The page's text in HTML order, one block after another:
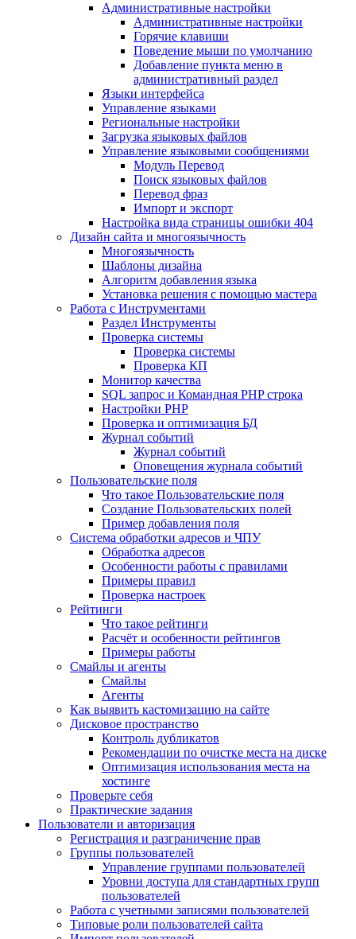
Административные настройки
Административные настройки
Горячие клавиши
Поведение мыши по умолчанию
Добавление пункта меню в
административный раздел
Языки интерфейса
Управление языками
Региональные настройки
Загрузка языковых файлов
Управление языковыми сообщениями
Mодуль Перевод
Поиск языковых файлов
Перевод фраз
Импорт и экспорт
Настройка вида страницы ошибки 404
Дизайн сайта и многоязычность
Многоязычность
Шаблоны дизайна
Алгоритм добавления языка
Установка решения с помощью мастера
Работа с Инструментами
Раздел Инструменты
Проверка системы
Проверка системы
Проверка КП
Монитор качества
SQL запрос и Командная PHP строка
Настройки PHP
Проверка и оптимизация БД
Журнал событий
Журнал событий
Оповещения журнала событий
Пользовательские поля
Что такое Пользовательские поля
Создание Пользовательских полей
Пример добавления поля
Система обработки адресов и ЧПУ
Обработка адресов
Особенности работы с правилами
Примеры правил
Проверка настроек
Рейтинги
Что такое рейтинги
Расчёт и особенности рейтингов
Примеры работы
Смайлы и агенты
Смайлы
Агенты
Как выявить кастомизацию на сайте
Дисковое пространство
Контроль дубликатов
Рекомендации по очистке места на диске
Оптимизация использования места на
хостинге
Проверьте себя
Практические задания
Пользователи и авторизация
Регистрация и разграничение прав
Группы пользователей
Управление группами пользователей
Уровни доступа для стандартных групп
пользователей
Работа с учетными записями пользователей
Типовые роли пользователей сайта